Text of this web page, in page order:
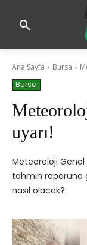
Ana Sayfa Bursa
Bursa
uyarı!
Meteoroloji Genel
tahmin raporuna
nasıl olacak?